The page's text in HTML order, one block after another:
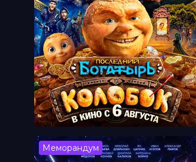
Меморандум